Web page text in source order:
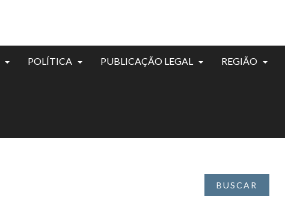
POLÍTICA PUBLICAÇÃO LEGAL REGIÃO
BUSCAR